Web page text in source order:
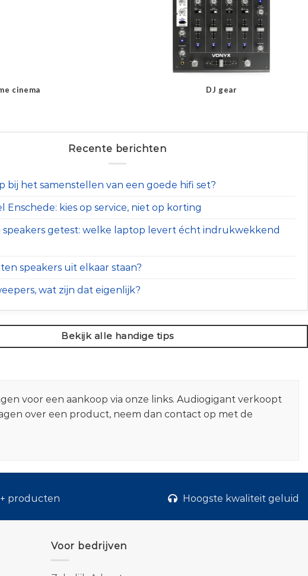
cinema DJ gear
Recente berichten
bij het samenstellen van een goede hifi set?
Enschede: kies op service, niet op korting
speakers getest: welke laptop levert écht indrukwekkend
speakers uit elkaar staan?
wat zijn dat eigenlijk?
Bekijk alle handige tips
voor een aankoop via onze links. Audiogigant verkoopt
over een product, neem dan contact op met de
producten Hoogste kwaliteit geluid
Voor bedrijven